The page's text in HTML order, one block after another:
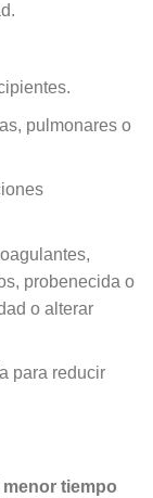
.
pulmonares o
probenecida o
o alterar
para reducir
tiempo